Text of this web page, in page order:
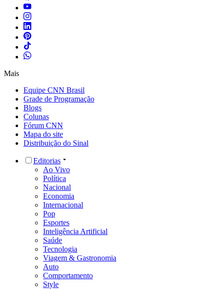
Mais
Equipe CNN Brasil
Grade de Programação
Blogs
Colunas
Fórum CNN
Mapa do site
Distribuição do Sinal
Editorias
Ao Vivo
Política
Nacional
Economia
Internacional
Pop
Esportes
Inteligência Artificial
Saúde
Tecnologia
Viagem & Gastronomia
Auto
Comportamento
Style